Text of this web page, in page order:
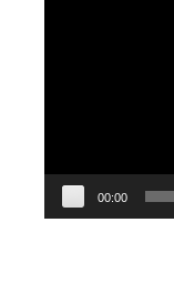
00:00